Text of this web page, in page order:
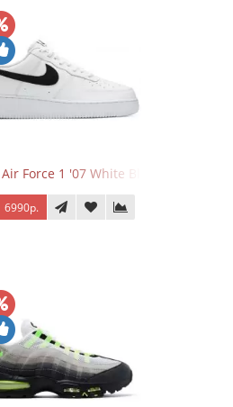
Force 1 '07 White Black
6990р.